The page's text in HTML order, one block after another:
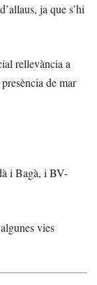
ja que s’hi
rellevància a
de mar
i Bagà, i BV-
vies